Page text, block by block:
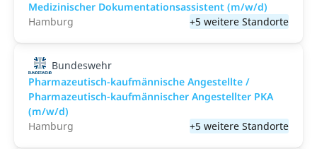
Medizinischer Dokumentationsassistent (m/w/d)
Hamburg
+5 weitere Standorte
Bundeswehr
Pharmazeutisch-kaufmännische Angestellte /
Pharmazeutisch-kaufmännischer Angestellter PKA
(m/w/d)
Hamburg
+5 weitere Standorte